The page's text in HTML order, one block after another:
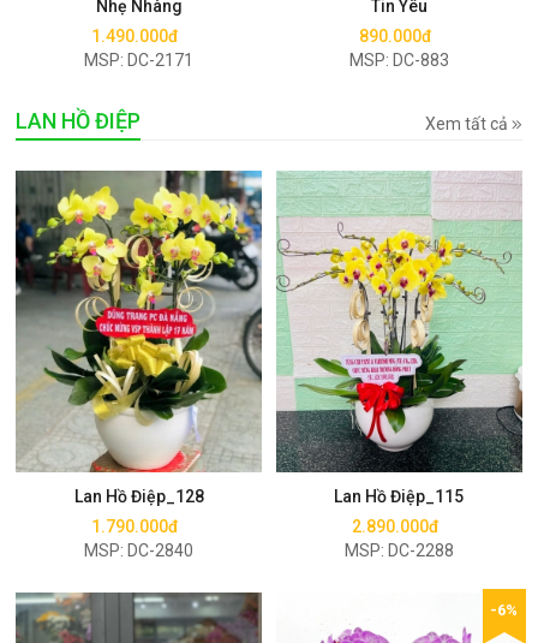
Nhẹ Nhàng
1.490.000đ
MSP: DC-2171
Tin Yêu
890.000đ
MSP: DC-883
LAN HỒ ĐIỆP Xem tất cả
Lan Hồ Điệp_128
1.790.000đ
MSP: DC-2840
Mua ngay
Lan Hồ Điệp_115
2.890.000đ
MSP: DC-2288
Mua ngay
-6%